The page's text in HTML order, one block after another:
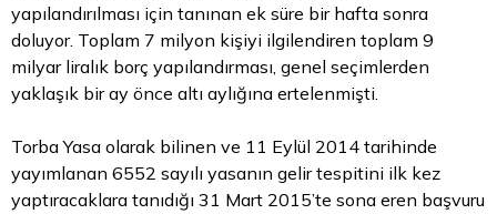
yapılandırılması için tanınan ek süre bir hafta sonra
doluyor. Toplam 7 milyon kişiyi ilgilendiren toplam 9
milyar liralık borç yapılandırması, genel seçimlerden
yaklaşık bir ay önce altı aylığına ertelenmişti.
Torba Yasa olarak bilinen ve 11 Eylül 2014 tarihinde
yayımlanan 6552 sayılı yasanın gelir tespitini ilk kez
yaptıracaklara tanıdığı 31 Mart 2015’te sona eren başvuru